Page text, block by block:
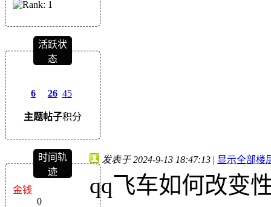
活跃状
态
6
主题
26
帖子
45
积分
时间轨
迹
金钱
0
发表于 2024-9-13 18:47:13 | 显示全部楼
qq飞车如何改变